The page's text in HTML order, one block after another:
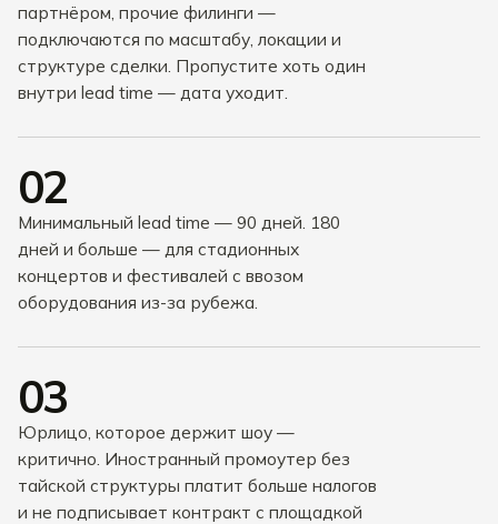
партнёром, прочие филинги —
подключаются по масштабу, локации и
структуре сделки. Пропустите хоть один
внутри lead time — дата уходит.
02
Минимальный lead time — 90 дней. 180
дней и больше — для стадионных
концертов и фестивалей с ввозом
оборудования из-за рубежа.
03
Юрлицо, которое держит шоу —
критично. Иностранный промоутер без
тайской структуры платит больше налогов
и не подписывает контракт с площадкой